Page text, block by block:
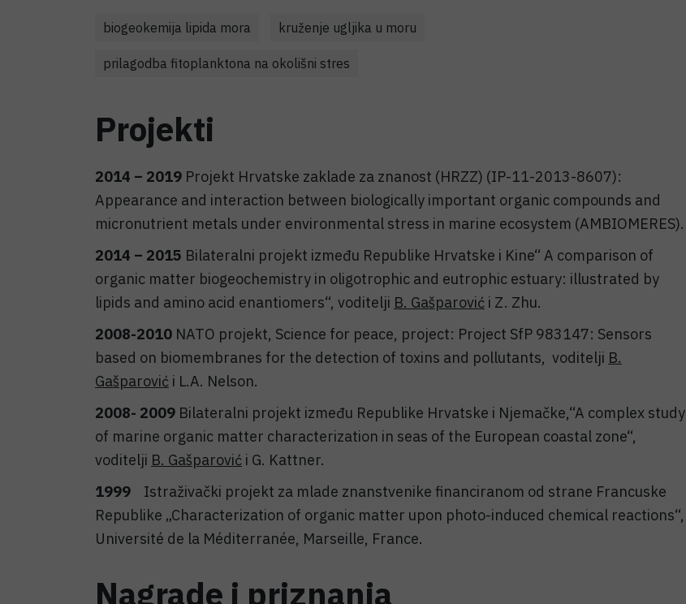
biogeokemija lipida mora kruženje ugljika u moru
prilagodba fitoplanktona na okolišni stres
Projekti
2014 – 2019 Projekt Hrvatske zaklade za znanost (HRZZ) (IP-11-2013-8607):
Appearance and interaction between biologically important organic compounds and
micronutrient metals under environmental stress in marine ecosystem (AMBIOMERES).
2014 – 2015 Bilateralni projekt između Republike Hrvatske i Kine“ A comparison of
organic matter biogeochemistry in oligotrophic and eutrophic estuary: illustrated by
lipids and amino acid enantiomers“, voditelji B. Gašparović i Z. Zhu.
2008-2010 NATO projekt, Science for peace, project: Project SfP 983147: Sensors
based on biomembranes for the detection of toxins and pollutants, voditelji B.
Gašparović i L.A. Nelson.
2008- 2009 Bilateralni projekt između Republike Hrvatske i Njemačke,“A complex study
of marine organic matter characterization in seas of the European coastal zone“,
voditelji B. Gašparović i G. Kattner.
1999 Istraživački projekt za mlade znanstvenike financiranom od strane Francuske
Republike „Characterization of organic matter upon photo-induced chemical reactions“,
Université de la Méditerranée, Marseille, France.
Nagrade i priznanja